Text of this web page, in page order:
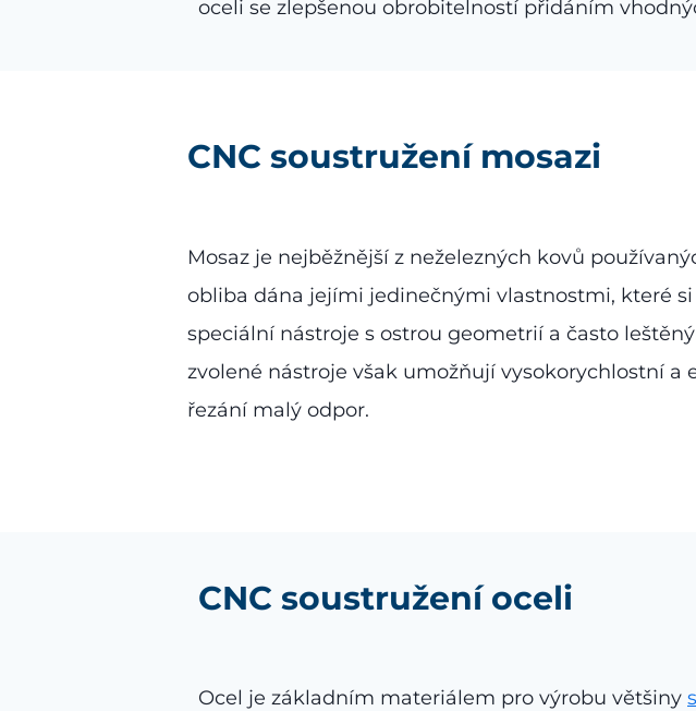
oceli se zlepšenou obrobitelností přidáním
CNC soustružení mosazi
Mosaz je nejběžnější z neželezných kovů
obliba dána jejími jedinečnými vlastnostmi, které
speciální nástroje s ostrou geometrií a často
zvolené nástroje však umožňují vysokorychlostní
řezání malý odpor.
CNC soustružení oceli
Ocel je základním materiálem pro výrobu většiny